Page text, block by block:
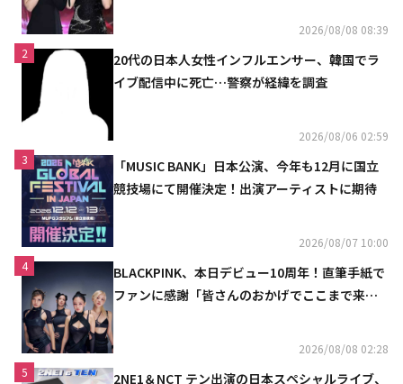
2026/08/08 08:39
2
20代の日本人女性インフルエンサー、韓国でラ
イブ配信中に死亡…警察が経緯を調査
2026/08/06 02:59
3
「MUSIC BANK」日本公演、今年も12月に国立
競技場にて開催決定！出演アーティストに期待
2026/08/07 10:00
4
BLACKPINK、本日デビュー10周年！直筆手紙で
ファンに感謝「皆さんのおかげでここまで来ら
2026/08/08 02:28
5
2NE1＆NCT テン出演の日本スペシャルライブ、